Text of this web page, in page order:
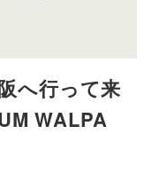
へ行って来
WALPA